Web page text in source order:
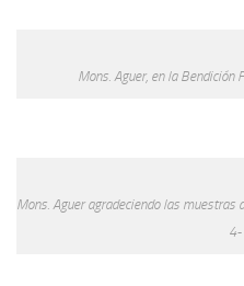
Mons. Aguer, en la Bendición
Mons. Aguer agradeciendo las
4-